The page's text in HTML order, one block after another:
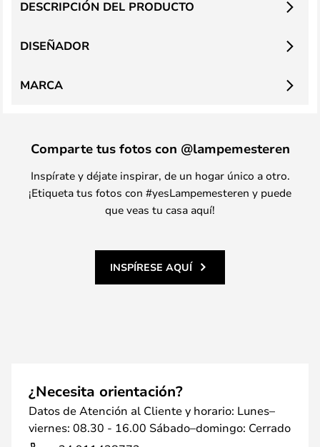
DESCRIPCIÓN DEL PRODUCTO
DISEÑADOR
MARCA
Comparte tus fotos con @lampemesteren
Inspírate y déjate inspirar, de un hogar único a otro.
¡Etiqueta tus fotos con #yesLampemesteren y puede
que veas tu casa aquí!
INSPÍRESE AQUÍ
¿Necesita orientación?
Datos de Atención al Cliente y horario: Lunes–
viernes: 08.30 - 16.00 Sábado–domingo: Cerrado